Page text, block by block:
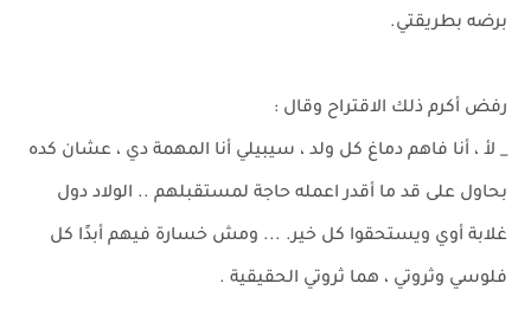
برضه بطريقتي.
رفض أكرم ذلك الاقتراح وقال :
_ لأ ، أنا فاهم دماغ كل ولد ، سيبيلي أنا المهمة دي ، عشان كده
بحاول على قد ما أقدر اعمله حاجة لمستقبلهم .. الولاد دول
غلابة أوي ويستحقوا كل خير. ... ومش خسارة فيهم أبدًا كل
فلوسي وثروتي ، هما ثروتي الحقيقية .